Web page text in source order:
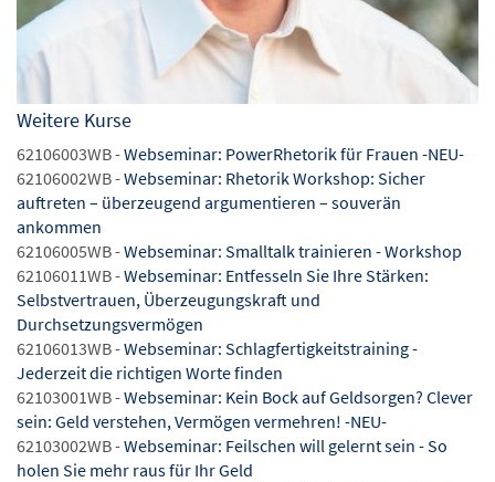
Weitere Kurse
62106003WB -Webseminar: PowerRhetorik für Frauen -NEU-
62106002WB -Webseminar: Rhetorik Workshop: Sicher
auftreten – überzeugend argumentieren – souverän
ankommen
62106005WB -Webseminar: Smalltalk trainieren - Workshop
62106011WB -Webseminar: Entfesseln Sie Ihre Stärken:
Selbstvertrauen, Überzeugungskraft und
Durchsetzungsvermögen
62106013WB -Webseminar: Schlagfertigkeitstraining -
Jederzeit die richtigen Worte finden
62103001WB -Webseminar: Kein Bock auf Geldsorgen? Clever
sein: Geld verstehen, Vermögen vermehren! -NEU-
62103002WB -Webseminar: Feilschen will gelernt sein - So
holen Sie mehr raus für Ihr Geld